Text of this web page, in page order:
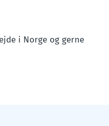
i Norge og gerne